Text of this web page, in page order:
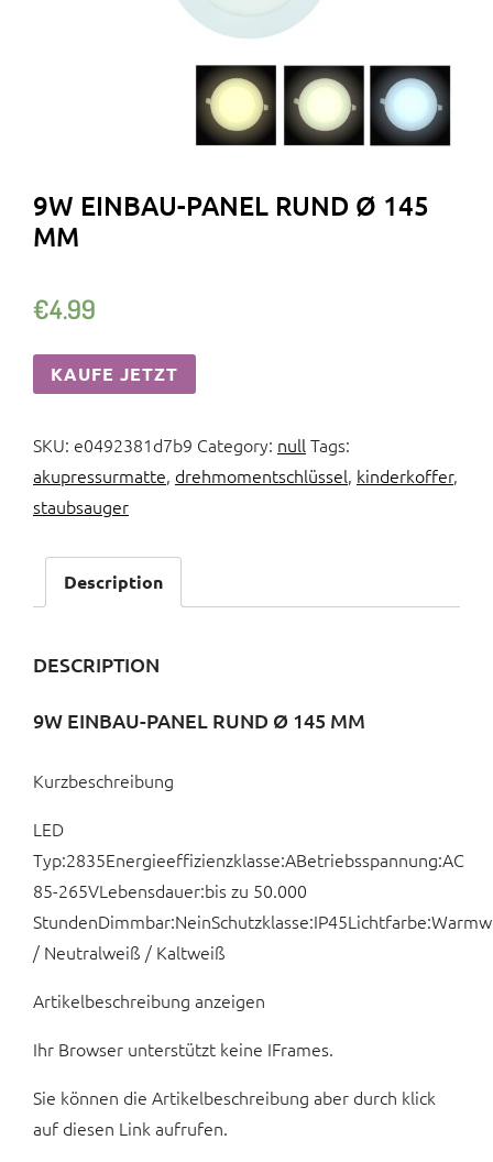
9W EINBAU-PANEL RUND Ø 145
MM
€4.99
KAUFE JETZT
SKU: e0492381d7b9 Category: null Tags:
akupressurmatte, drehmomentschlüssel, kinderkoffer,
staubsauger
Description
DESCRIPTION
9W EINBAU-PANEL RUND Ø 145 MM
Kurzbeschreibung
LED
Typ:2835Energieeffizienzklasse:ABetriebsspannung:AC
85-265VLebensdauer:bis zu 50.000
/ Neutralweiß / Kaltweiß
Artikelbeschreibung anzeigen
Ihr Browser unterstützt keine IFrames.
Sie können die Artikelbeschreibung aber durch klick
auf diesen Link aufrufen.